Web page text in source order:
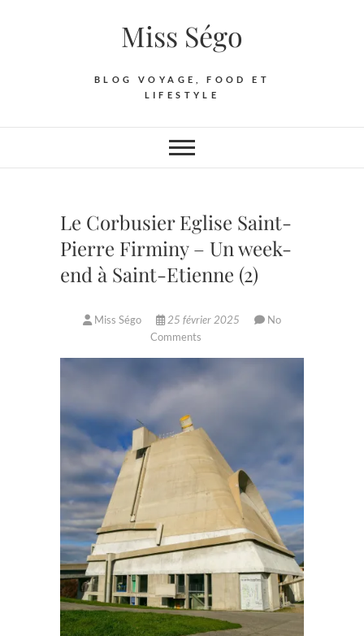
Miss Ségo
BLOG VOYAGE, FOOD ET
LIFESTYLE
Le Corbusier Eglise Saint-
Pierre Firminy – Un week-
end à Saint-Etienne (2)
Miss Ségo 25 février 2025
No
Comments